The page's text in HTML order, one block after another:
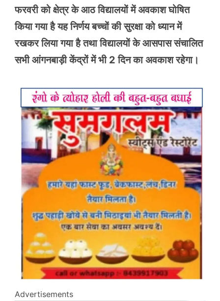
फरवरी को क्षेत्र के आठ विद्यालयों में अवकाश घोषित
किया गया है यह निर्णय बच्चों की सुरक्षा को ध्यान में
रखकर लिया गया है तथा विद्यालयों के आसपास संचालित
सभी आंगनबाड़ी केंद्रों में भी 2 दिन का अवकाश रहेगा।
Advertisements